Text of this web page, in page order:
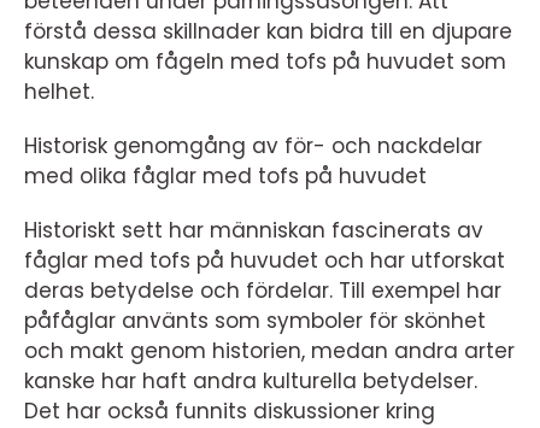
förstå dessa skillnader kan bidra till en djupare
kunskap om fågeln med tofs på huvudet som
helhet.
Historisk genomgång av för- och nackdelar
med olika fåglar med tofs på huvudet
Historiskt sett har människan fascinerats av
fåglar med tofs på huvudet och har utforskat
deras betydelse och fördelar. Till exempel har
påfåglar använts som symboler för skönhet
och makt genom historien, medan andra arter
kanske har haft andra kulturella betydelser.
Det har också funnits diskussioner kring